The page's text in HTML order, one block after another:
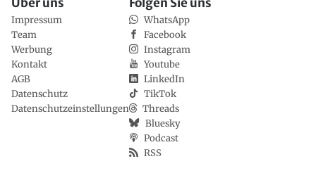
Impressum
Team
Werbung
Kontakt
AGB
Datenschutz
Datenschutzeinstellungen
WhatsApp
Facebook
Instagram
Youtube
LinkedIn
TikTok
Threads
Bluesky
Podcast
RSS